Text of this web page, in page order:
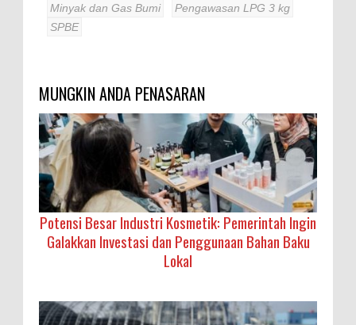
Minyak dan Gas Bumi
Pengawasan LPG 3 kg
SPBE
MUNGKIN ANDA PENASARAN
Potensi Besar Industri Kosmetik: Pemerintah Ingin
Galakkan Investasi dan Penggunaan Bahan Baku
Lokal